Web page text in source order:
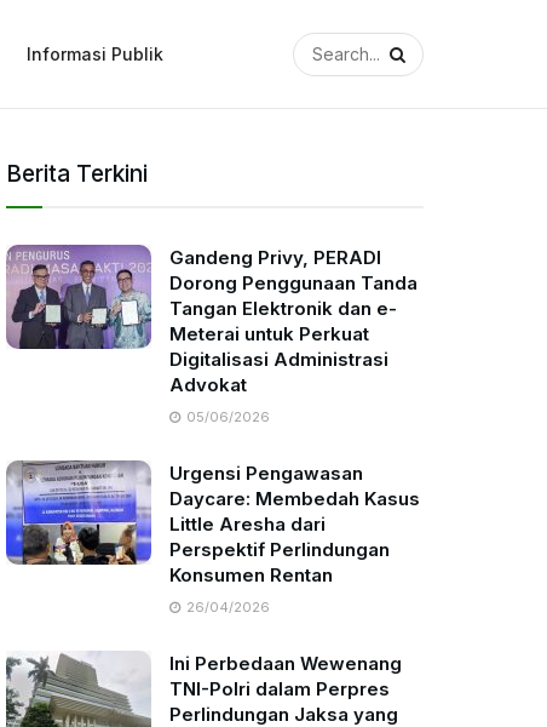
Informasi Publik
Berita Terkini
Gandeng Privy, PERADI
Dorong Penggunaan Tanda
Tangan Elektronik dan e-
Meterai untuk Perkuat
Digitalisasi Administrasi
Advokat
05/06/2026
Urgensi Pengawasan
Daycare: Membedah Kasus
Little Aresha dari
Perspektif Perlindungan
Konsumen Rentan
26/04/2026
Ini Perbedaan Wewenang
TNI-Polri dalam Perpres
Perlindungan Jaksa yang